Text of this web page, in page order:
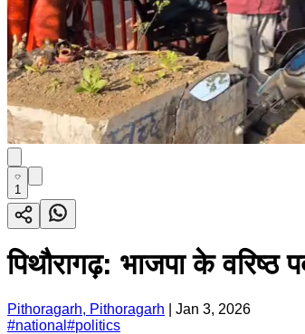
1
पिथौरागढ़: भाजपा के वरिष्ठ
Pithoragarh, Pithoragarh
Jan 3, 2026
#national #politics